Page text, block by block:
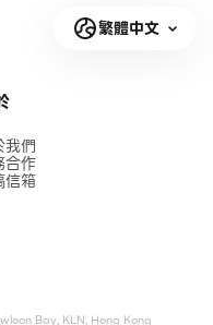
繁體中文
我們
合作
信箱
Bay, KLN, Hong Kong